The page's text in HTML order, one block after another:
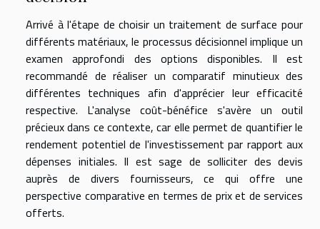
Arrivé à l'étape de choisir un traitement de surface pour
différents matériaux, le processus décisionnel implique un
examen approfondi des options disponibles. Il est
recommandé de réaliser un comparatif minutieux des
différentes techniques afin d'apprécier leur efficacité
respective. L'analyse coût-bénéfice s'avère un outil
précieux dans ce contexte, car elle permet de quantifier le
rendement potentiel de l'investissement par rapport aux
dépenses initiales. Il est sage de solliciter des devis
auprès de divers fournisseurs, ce qui offre une
perspective comparative en termes de prix et de services
offerts.